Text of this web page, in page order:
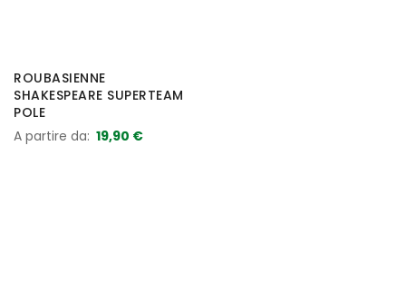
ROUBASIENNE
SHAKESPEARE SUPERTEAM
POLE
A partire da 19,90 €